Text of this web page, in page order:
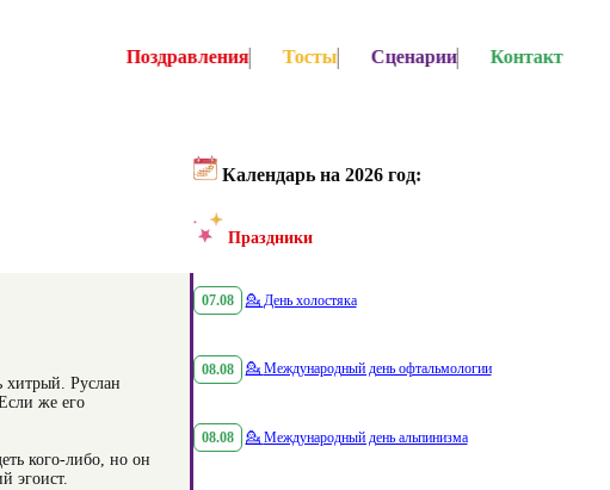
хитрый. Руслан
же его
кого-либо, но он
эгоист.
Календарь на 2026 год:
Праздники
07.08 💁 День холостяка
08.08 💁 Международный день офтальмологии
08.08 💁 Международный день альпинизма
Поздравления Тосты Сценарии Контакт